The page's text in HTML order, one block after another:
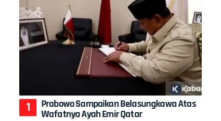
Prabowo Sampaikan Belasungkawa Atas
Wafatnya Ayah Emir Qatar